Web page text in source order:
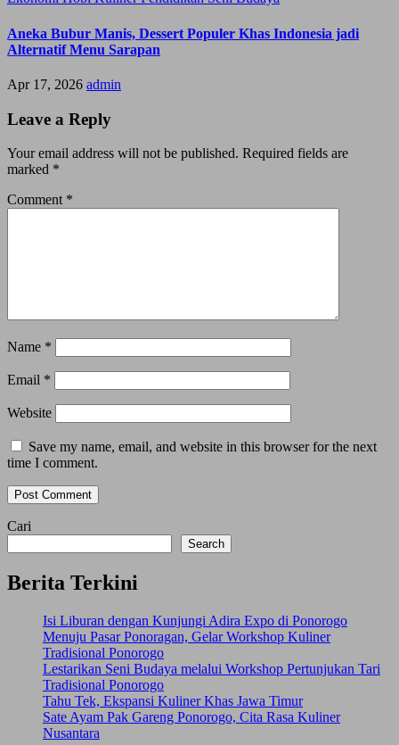
Aneka Bubur Manis, Dessert Populer Khas Indonesia jadi
Alternatif Menu Sarapan
Apr 17, 2026 admin
Leave a Reply
Your email address will not be published. Required fields are
marked *
Comment *
Name *
Email *
Website
Save my name, email, and website in this browser for the next
time I comment.
Cari
Search
Berita Terkini
Isi Liburan dengan Kunjungi Adira Expo di Ponorogo
Menuju Pasar Ponoragan, Gelar Workshop Kuliner
Tradisional Ponorogo
Lestarikan Seni Budaya melalui Workshop Pertunjukan Tari
Tradisional Ponorogo
Tahu Tek, Ekspansi Kuliner Khas Jawa Timur
Sate Ayam Pak Gareng Ponorogo, Cita Rasa Kuliner
Nusantara